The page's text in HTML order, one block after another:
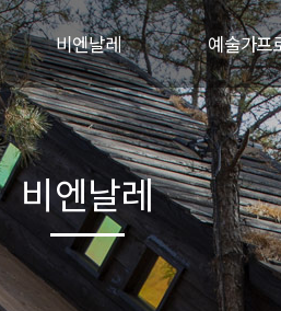
비엔날레
비엔날레 행사개요
주제
프로그램
전시작품
관람안내
지난비엔날레
예술가프
야투자연미
야투자연미
국제협력
비엔날레